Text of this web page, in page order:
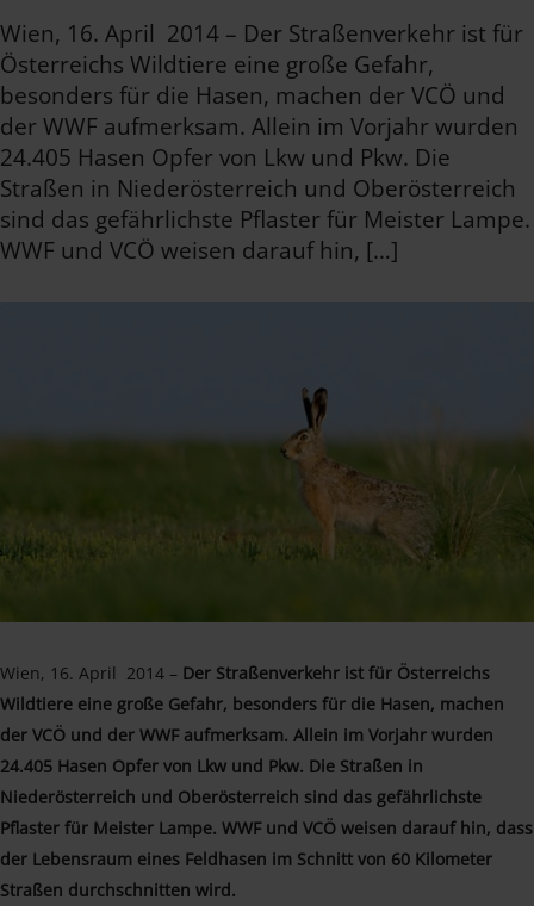
Wien, 16. April 2014 – Der Straßenverkehr ist für
Österreichs Wildtiere eine große Gefahr,
besonders für die Hasen, machen der VCÖ und
der WWF aufmerksam. Allein im Vorjahr wurden
24.405 Hasen Opfer von Lkw und Pkw. Die
Straßen in Niederösterreich und Oberösterreich
sind das gefährlichste Pflaster für Meister Lampe.
WWF und VCÖ weisen darauf hin, […]
Wien, 16. April 2014 – Der Straßenverkehr ist für Österreichs
Wildtiere eine große Gefahr, besonders für die Hasen, machen
der VCÖ und der WWF aufmerksam. Allein im Vorjahr wurden
24.405 Hasen Opfer von Lkw und Pkw. Die Straßen in
Niederösterreich und Oberösterreich sind das gefährlichste
Pflaster für Meister Lampe. WWF und VCÖ weisen darauf hin, dass
der Lebensraum eines Feldhasen im Schnitt von 60 Kilometer
Straßen durchschnitten wird.